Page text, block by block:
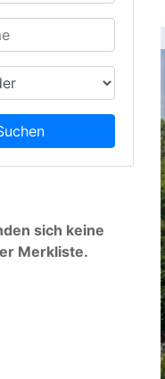
sich keine
Merkliste.